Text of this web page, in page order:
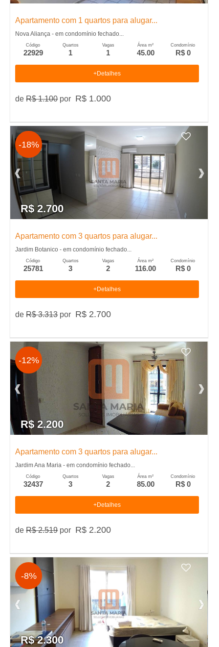
Apartamento com 1 quartos para alugar...
Nova Aliança - em condomínio fechado...
Código
22929
Quartos
1
Vagas
1
Área m²
45.00
Condomínio
R$ 0
+Detalhes
deR$ 1.100por R$ 1.000
-18%
R$ 2.700
Apartamento com 3 quartos para alugar...
Jardim Botanico - em condomínio fechado...
Código
25781
Quartos
3
Vagas
2
Área m²
116.00
Condomínio
R$ 0
+Detalhes
deR$ 3.313por R$ 2.700
-12%
R$ 2.200
Apartamento com 3 quartos para alugar...
Jardim Ana Maria - em condomínio fechado...
Código
32437
Quartos
3
Vagas
2
Área m²
85.00
Condomínio
R$ 0
+Detalhes
deR$ 2.519por R$ 2.200
-8%
R$ 2.300